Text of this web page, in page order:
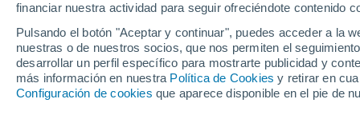
financiar nuestra actividad para seguir ofreciéndote contenido
Pulsando el botón "Aceptar y continuar", puedes acceder a la
nuestras o de nuestros socios, que nos permiten el
desarrollar un perfil específico para mostrarte publicidad y
más información en nuestra Política de Cookies y retirar en
Configuración de cookies que aparece disponible en el pie de
El Tiempo en Agrochão
02:20 Sábado